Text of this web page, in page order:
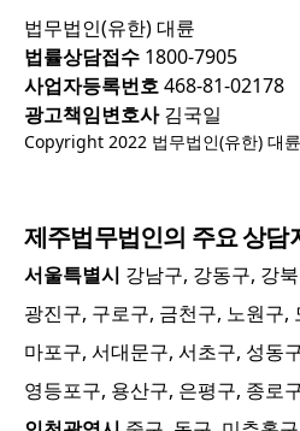
법무법인(유한) 대륜
법률상담접수 1800-7905
사업자등록번호468-81-02178
광고책임변호사김국일
Copyright 2022 법무법인(유한) 대
제주법무법인의 주요 상담
서울특별시 강남구, 강동구, 강
광진구, 구로구, 금천구, 노원구,
마포구, 서대문구, 서초구, 성동
영등포구, 용산구, 은평구, 종로